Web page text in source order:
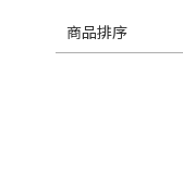
商品排序